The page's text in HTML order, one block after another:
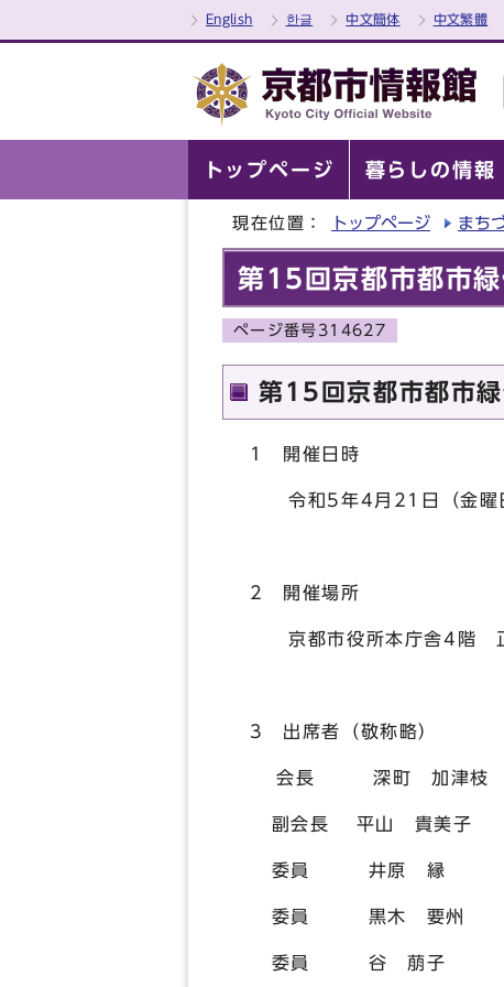
English 한글 中文簡体 中文繁體
トップページ 暮らしの情報
現在位置： トップページ まち
第15回京都市都市
ページ番号314627
第15回京都市都市
1 開催日時
令和5年4月21日（金曜
2 開催場所
京都市役所本庁舎4階
3 出席者（敬称略）
会長 深町 加津枝
副会長 平山 貴美子
委員 井原 縁
委員 黒木 要
委員 谷 萠子